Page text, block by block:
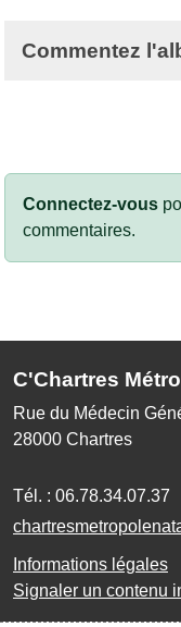
Commentez
Connectez-vous
commentaires.
C'Chartres
Rue du Médecin
28000 Chartres
Tél. : 06.78.34.07.37
Informations légales
Signaler un contenu